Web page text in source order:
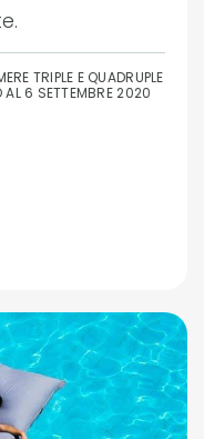
TRIPLE E QUADRUPLE
6 SETTEMBRE 2020